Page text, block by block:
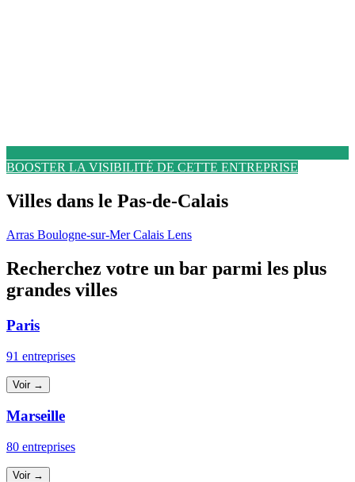
BOOSTER LA VISIBILITÉ DE CETTE ENTREPRISE
Villes dans le Pas-de-Calais
Arras Boulogne-sur-MerCalais Lens
Recherchez votre un bar parmi les plus
grandes villes
Paris
91 entreprises
Voir →
Marseille
80 entreprises
Voir →